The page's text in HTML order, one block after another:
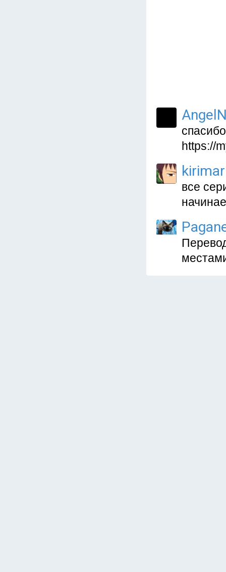
https://
все